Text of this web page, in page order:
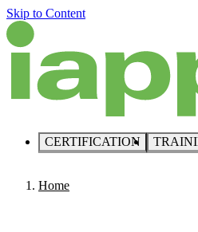
Skip to Content
CERTIFICATION
Home